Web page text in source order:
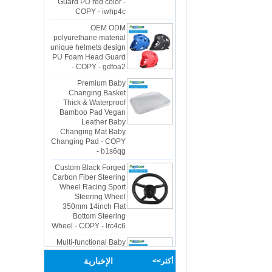
OEM ODM
polyurethane material
unique helmets design
PU Foam Head Guard
- COPY - gdfoa2
Premium Baby
Changing Basket
Thick & Waterproof
Bamboo Pad Vegan
Leather Baby
Changing Mat Baby
Changing Pad - COPY
- b1s6qg
Custom Black Forged
Carbon Fiber Steering
Wheel Racing Sport
Steering Wheel
350mm 14inch Flat
Bottom Steering
Wheel - COPY - lrc4c6
Multi-functional Baby
Seat Self Skin Foamed
Portable The Baby
teg2uoالإخبارية أكثر>>